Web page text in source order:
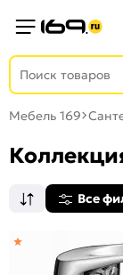
Мебель 169
Все